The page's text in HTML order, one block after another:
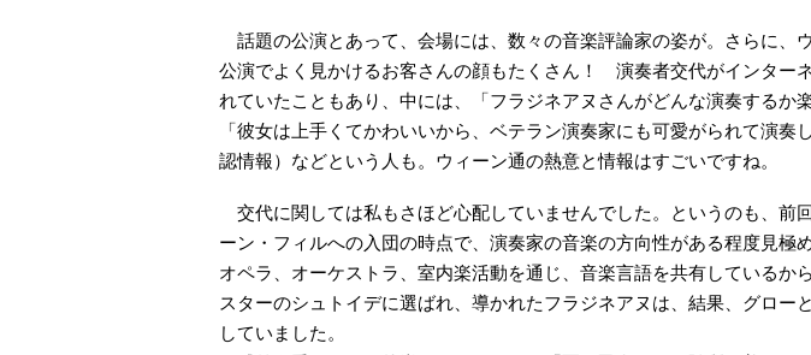
話題の公演とあって、会場には、数々の音楽評論家の姿が。さらに、
公演でよく見かけるお客さんの顔もたくさん！ 演奏者交代がインター
れていたこともあり、中には、「フラジネアヌさんがどんな演奏するか
「彼女は上手くてかわいいから、ベテラン演奏家にも可愛がられて演奏
認情報）などという人も。ウィーン通の熱意と情報はすごいですね。
交代に関しては私もさほど心配していませんでした。というのも、前
ーン・フィルへの入団の時点で、演奏家の音楽の方向性がある程度見極
オペラ、オーケストラ、室内楽活動を通じ、音楽言語を共有しているか
スターのシュトイデに選ばれ、導かれたフラジネアヌは、結果、グロー
していました。